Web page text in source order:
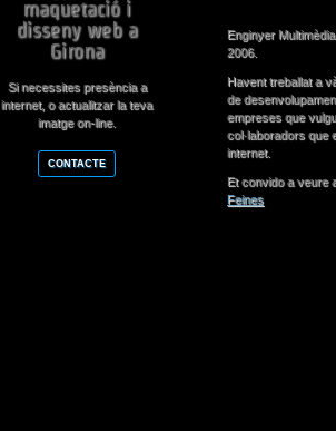
maquetació i
disseny web a
Girona
Si necessites presència a
internet, o actualitzar la teva
imatge on-line.
CONTACTE
Enginyer
2006.
Havent treballat a
de
empreses que
col·laboradors que
internet.
Et convido a veure
Feines